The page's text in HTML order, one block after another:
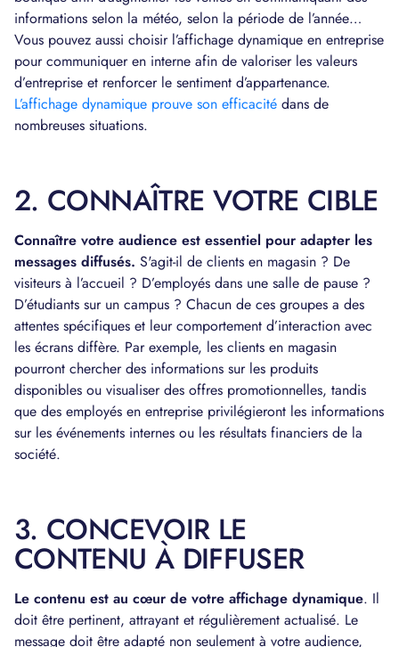
informations selon la météo, selon la période de l’année…
Vous pouvez aussi choisir l’affichage dynamique en entreprise
pour communiquer en interne afin de valoriser les valeurs
d’entreprise et renforcer le sentiment d’appartenance.
L’affichage dynamique prouve son efficacité dans de
nombreuses situations.
2. CONNAÎTRE VOTRE CIBLE
Connaître votre audience est essentiel pour adapter les
messages diffusés. S'agit-il de clients en magasin ? De
visiteurs à l’accueil ? D’employés dans une salle de pause ?
D’étudiants sur un campus ? Chacun de ces groupes a des
attentes spécifiques et leur comportement d’interaction avec
les écrans diffère. Par exemple, les clients en magasin
pourront chercher des informations sur les produits
disponibles ou visualiser des offres promotionnelles, tandis
que des employés en entreprise privilégieront les informations
sur les événements internes ou les résultats financiers de la
société.
3. CONCEVOIR LE
CONTENU À DIFFUSER
Le contenu est au cœur de votre affichage dynamique. Il
doit être pertinent, attrayant et régulièrement actualisé. Le
message doit être adapté non seulement à votre audience,